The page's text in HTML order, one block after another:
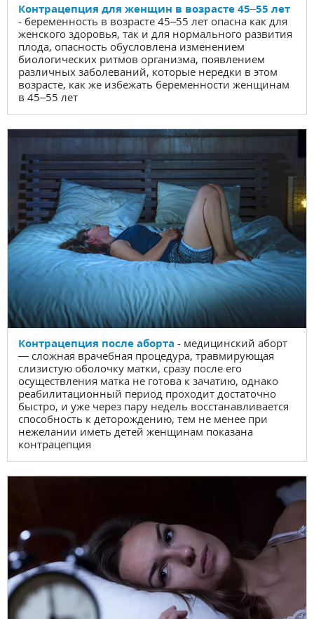
Контрацепция для женщин в возрасте 45–55 лет
- беременность в возрасте 45–55 лет опасна как для
женского здоровья, так и для нормального развития
плода, опасность обусловлена изменением
биологических ритмов организма, появлением
различных заболеваний, которые нередки в этом
возрасте, как же избежать беременности женщинам
в 45–55 лет
Контрацепция после аборта - медицинский аборт
— сложная врачебная процедура, травмирующая
слизистую оболочку матки, сразу после его
осуществления матка не готова к зачатию, однако
реабилитационный период проходит достаточно
быстро, и уже через пару недель восстанавливается
способность к деторождению, тем не менее при
нежелании иметь детей женщинам показана
контрацепция